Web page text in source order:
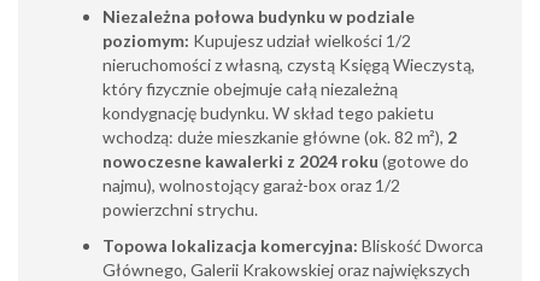
Niezależna połowa budynku w podziale
poziomym: Kupujesz udział wielkości 1/2
nieruchomości z własną, czystą Księgą Wieczystą,
który fizycznie obejmuje całą niezależną
kondygnację budynku. W skład tego pakietu
wchodzą: duże mieszkanie główne (ok. 82 m²), 2
nowoczesne kawalerki z 2024 roku (gotowe do
najmu), wolnostojący garaż-box oraz 1/2
powierzchni strychu.
Topowa lokalizacja komercyjna: Bliskość Dworca
Głównego, Galerii Krakowskiej oraz największych